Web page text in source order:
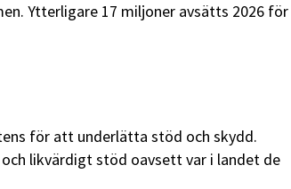
Ytterligare 17 miljoner avsätts 2026 för
för att underlätta stöd och skydd.
likvärdigt stöd oavsett var i landet de